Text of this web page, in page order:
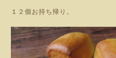
１２個お持ち帰り。